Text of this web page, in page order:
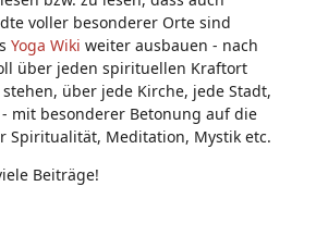
voller besonderer Orte sind
Yoga Wiki weiter ausbauen - nach
über jeden spirituellen Kraftort
über jede Kirche, jede Stadt,
mit besonderer Betonung auf die
Spiritualität, Meditation, Mystik etc.
Beiträge!